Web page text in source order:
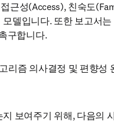
근성(Access), 친숙도
델입니다. 또한 보고서
구합니다.
리즘 의사결정 및 편향
보여주기 위해, 다음의